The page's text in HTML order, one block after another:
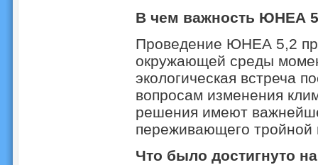
В чем важность ЮНЕА
Проведение ЮНЕА 5,2
окружающей среды
экологическая встреча
вопросам изменения
решения имеют
переживающего тройной
Что было достигнуто